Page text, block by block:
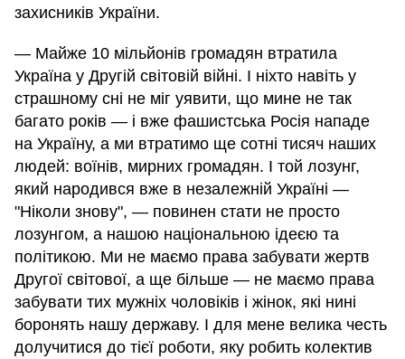
захисників України.
— Майже 10 мільйонів громадян втратила
Україна у Другій світовій війні. І ніхто навіть у
страшному сні не міг уявити, що мине не так
багато років — і вже фашистська Росія нападе
на Україну, а ми втратимо ще сотні тисяч наших
людей: воїнів, мирних громадян. І той лозунг,
який народився вже в незалежній Україні —
"Ніколи знову", — повинен стати не просто
лозунгом, а нашою національною ідеєю та
політикою. Ми не маємо права забувати жертв
Другої світової, а ще більше — не маємо права
забувати тих мужніх чоловіків і жінок, які нині
боронять нашу державу. І для мене велика честь
долучитися до тієї роботи, яку робить колектив